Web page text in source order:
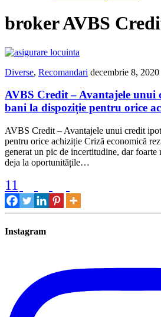
broker AVBS
Diverse, Recomandari decembrie 8, 2020
AVBS Credit – Avantajele unui
bani la dispoziție pentru orice
AVBS Credit – Avantajele unui credit
pentru orice achiziție Criză economică
generat un pic de incertitudine, dar foarte
deja la oportunitățile…
11
Instagram